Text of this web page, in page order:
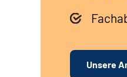
Unsere